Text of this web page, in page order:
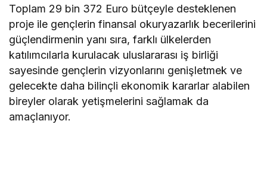
Toplam 29 bin 372 Euro bütçeyle desteklenen
proje ile gençlerin finansal okuryazarlık becerilerini
güçlendirmenin yanı sıra, farklı ülkelerden
katılımcılarla kurulacak uluslararası iş birliği
sayesinde gençlerin vizyonlarını genişletmek ve
gelecekte daha bilinçli ekonomik kararlar alabilen
bireyler olarak yetişmelerini sağlamak da
amaçlanıyor.